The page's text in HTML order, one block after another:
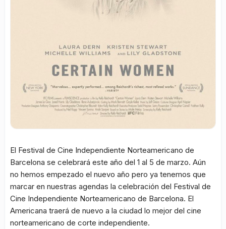
El Festival de Cine Independiente Norteamericano de
Barcelona se celebrará este año del 1 al 5 de marzo. Aún
no hemos empezado el nuevo año pero ya tenemos que
marcar en nuestras agendas la celebración del Festival de
Cine Independiente Norteamericano de Barcelona. El
Americana traerá de nuevo a la ciudad lo mejor del cine
norteamericano de corte independiente.